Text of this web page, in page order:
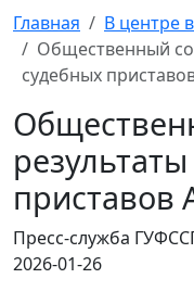
Главная В центре
Общественный
судебных
приставов
Пресс-служба
2026-01-26